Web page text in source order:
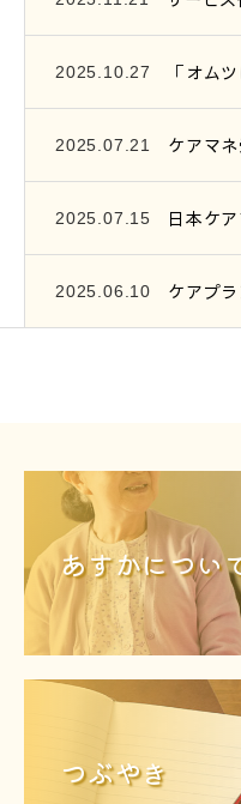
2025.10.27 「オム
2025.07.21
2025.07.15
2025.06.10 ケアプ
あすかについ
つぶやき